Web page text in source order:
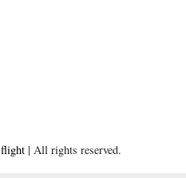
| All rights reserved.